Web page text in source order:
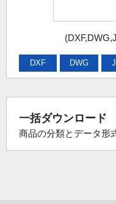
DXF DWG
一括ダウンロード
商品の分類とデータ形